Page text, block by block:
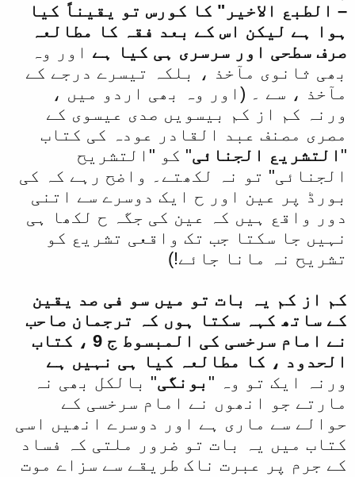
– الطبع الاخیر" کا کورس تو یقیناً کیا
ہوا ہے لیکن اس کے بعد فقہ کا مطالعہ
صرف سطحی اور سرسری ہی کیا ہے اور وہ
بھی ثانوی مآخذ ، بلکہ تیسرے درجے کے
مآخذ ، سے ۔ (اور وہ بھی اردو میں ،
ورنہ کم از کم بیسویں صدی عیسوی کے
مصری مصنف عبد القادر عودہ کی کتاب
" التشریع الجنائی" کو "التشریح
الجنائی" تو نہ لکھتے۔ واضح رہے کہ کی
بورڈ پر عین اور ح ایک دوسرے سے اتنی
دور واقع ہیں کہ عین کی جگہ ح لکھا ہی
نہیں جا سکتا جب تک واقعی تشریع کو
تشریح نہ مانا جائے!)
کم از کم یہ بات تو میں سو فی صد یقین
کے ساتھ کہہ سکتا ہوں کہ ترجمان صاحب
نے امام سرخسی کی المبسوط ج 9 ، کتاب
الحدود ، کا مطالعہ کیا ہی نہیں ہے
ورنہ ایک تو وہ " بونگی" بالکل بھی نہ
مارتے جو انھوں نے امام سرخسی کے
حوالے سے ماری ہے اور دوسرے انھیں اسی
کتاب میں یہ بات تو ضرور ملتی کہ فساد
کے جرم پر عبرت ناک طریقے سے سزاے موت